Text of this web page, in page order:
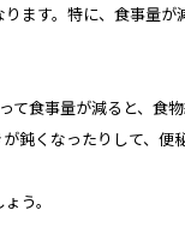
ます。特に、食事量
て食事量が減ると、食
鈍くなったりして、便
う。